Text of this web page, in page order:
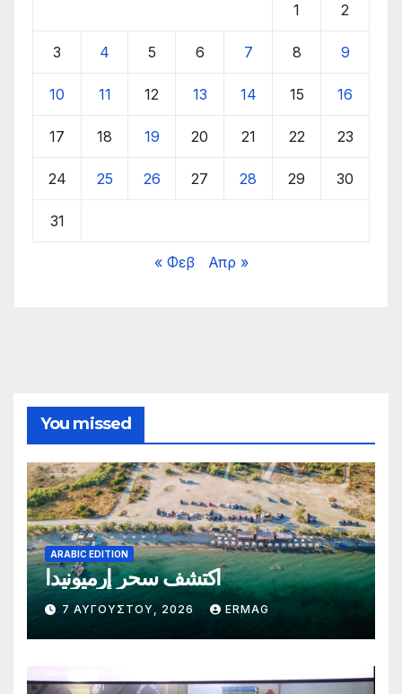
1 2
3 4 5 6 7 8 9
10 11 12 13 14 15 16
17 18 19 20 21 22 23
24 25 26 27 28 29 30
31
« Φεβ Απρ »
You missed
ARABIC EDITION
اكتشف سحر إرميونيدا
7 ΑΥΓΟΎΣΤΟΥ, 2026 ERMAG